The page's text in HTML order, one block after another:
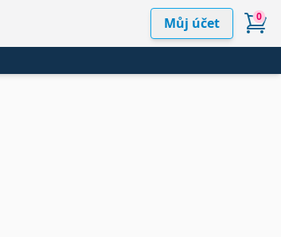
Můj účet 0